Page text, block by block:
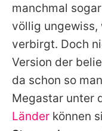
manchmal
völlig ungewiss,
verbirgt. Doch
Version der
da schon so
Megastar unter
Länder können